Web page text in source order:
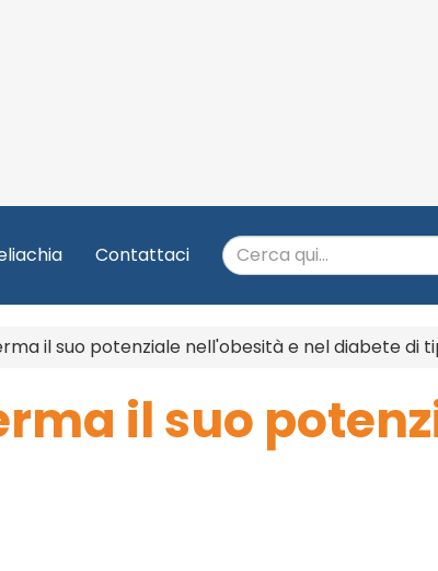
Contattaci
il suo potenziale nell'obesità e nel diabete di
il suo